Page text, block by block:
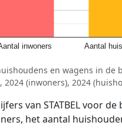
inwoners Aantal
en wagens in de
(inwoners), 2024
van STATBEL voor
het aantal